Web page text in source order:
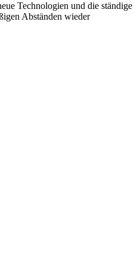
Technologien und die ständige
Abständen wieder